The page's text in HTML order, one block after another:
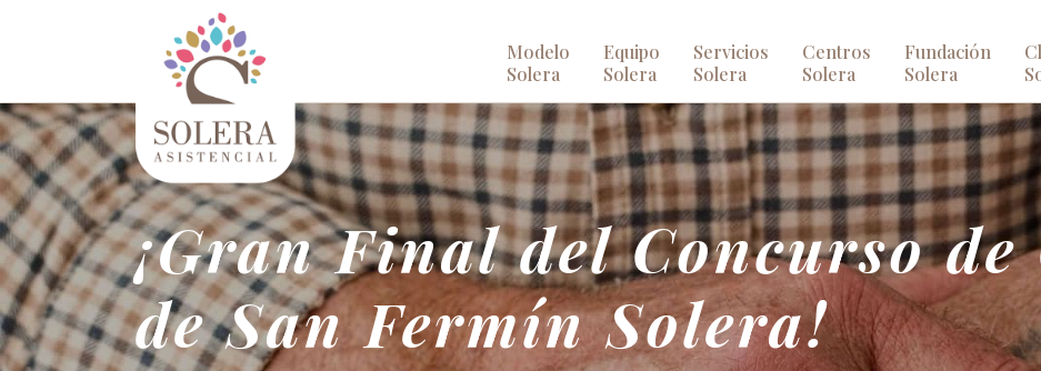
Modelo
Solera
Equipo
Solera
Servicios
Solera
Centros
Solera
Fundación
Solera
¡Gran Final del Concurso de
de San Fermín Solera!